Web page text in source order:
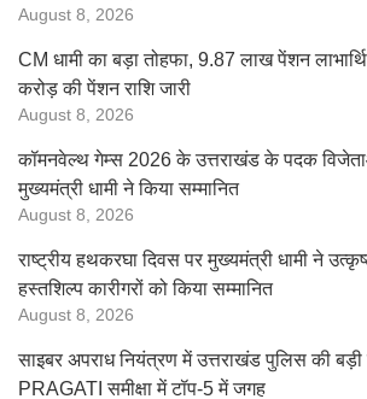
August 8, 2026
CM धामी का बड़ा तोहफा, 9.87 लाख पेंशन
करोड़ की पेंशन राशि जारी
August 8, 2026
कॉमनवेल्थ गेम्स 2026 के उत्तराखंड के पदक
मुख्यमंत्री धामी ने किया सम्मानित
August 8, 2026
राष्ट्रीय हथकरघा दिवस पर मुख्यमंत्री धामी ने
हस्तशिल्प कारीगरों को किया सम्मानित
August 8, 2026
साइबर अपराध नियंत्रण में उत्तराखंड पुलिस की
PRAGATI समीक्षा में टॉप-5 में जगह